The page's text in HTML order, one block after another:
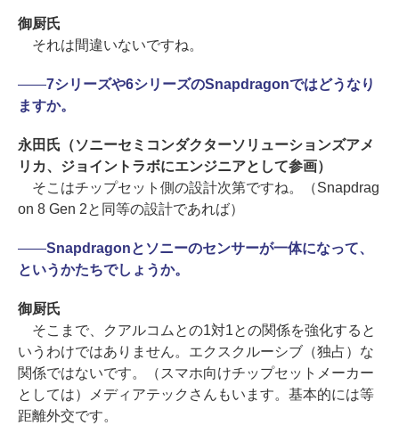
御厨氏
それは間違いないですね。
――7シリーズや6シリーズのSnapdragonではどうなり
ますか。
永田氏（ソニーセミコンダクターソリューションズアメ
リカ、ジョイントラボにエンジニアとして参画）
そこはチップセット側の設計次第ですね。（Snapdrag
on 8 Gen 2と同等の設計であれば）
――Snapdragonとソニーのセンサーが一体になって、
というかたちでしょうか。
御厨氏
そこまで、クアルコムとの1対1との関係を強化すると
いうわけではありません。エクスクルーシブ（独占）な
関係ではないです。（スマホ向けチップセットメーカー
としては）メディアテックさんもいます。基本的には等
距離外交です。